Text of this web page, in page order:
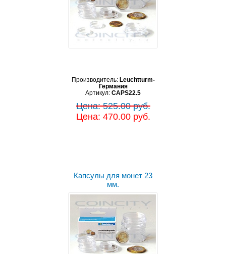
Производитель: Leuchtturm-
Германия
Артикул: CAPS22.5
Цена: 525.00 руб.
Цена: 470.00 руб.
Капсулы для монет 23
мм.